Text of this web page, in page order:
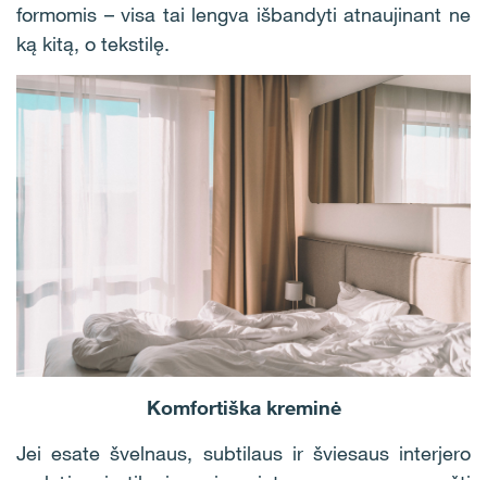
formomis – visa tai lengva išbandyti atnaujinant ne
ką kitą, o tekstilę.
Komfortiška kreminė
Jei esate švelnaus, subtilaus ir šviesaus interjero